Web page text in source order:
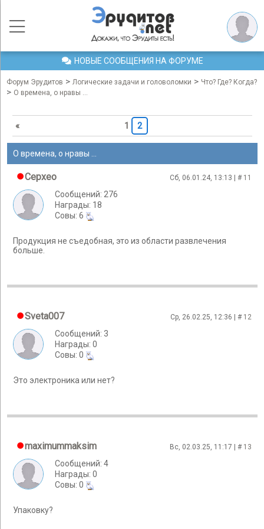
НОВЫЕ СООБЩЕНИЯ НА ФОРУМЕ
Форум Эрудитов > Логические задачи и головоломки > Что? Где? Когда?
> О времена, о нравы ...
« 1 2
О времена, о нравы ...
Cepxeo Сб, 06.01.24, 13:13 | # 11
Сообщений: 276
Награды: 18
Cовы: 6
Продукция не съедобная, это из области развлечения
больше.
Sveta007 Ср, 26.02.25, 12:36 | # 12
Сообщений: 3
Награды: 0
Cовы: 0
Это электроника или нет?
maximummaksim Вс, 02.03.25, 11:17 | # 13
Сообщений: 4
Награды: 0
Cовы: 0
Упаковку?